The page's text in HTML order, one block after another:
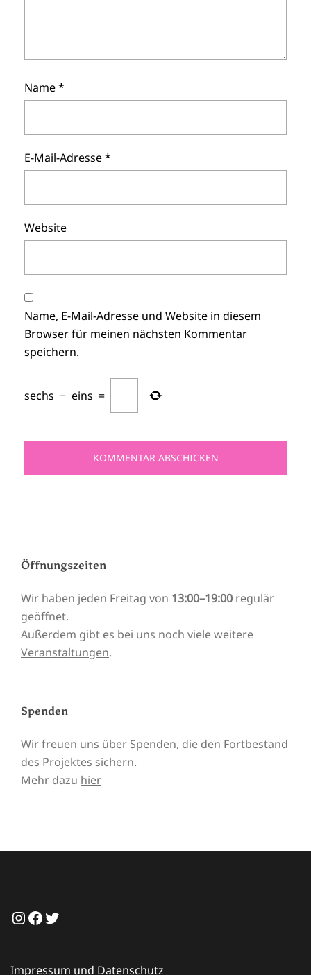
Name*
E-Mail-Adresse*
Website
Name, E-Mail-Adresse und Website in diesem
Browser für meinen nächsten Kommentar
speichern.
sechs − eins =
Öffnungszeiten
Wir haben jeden Freitag von 13:00–19:00 regulär
geöffnet.
Außerdem gibt es bei uns noch viele weitere
Veranstaltungen.
Spenden
Wir freuen uns über Spenden, die den Fortbestand
des Projektes sichern.
Mehr dazu hier
Instagram
Facebook
Twitter
Impressum und Datenschutz